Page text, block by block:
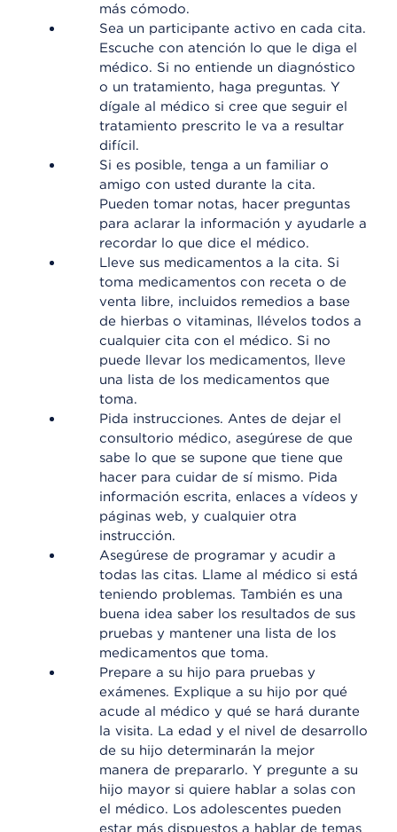
más cómodo.
Sea un participante activo en cada cita.
Escuche con atención lo que le diga el
médico. Si no entiende un diagnóstico
o un tratamiento, haga preguntas. Y
dígale al médico si cree que seguir el
tratamiento prescrito le va a resultar
difícil.
Si es posible, tenga a un familiar o
amigo con usted durante la cita.
Pueden tomar notas, hacer preguntas
para aclarar la información y ayudarle a
recordar lo que dice el médico.
Lleve sus medicamentos a la cita. Si
toma medicamentos con receta o de
venta libre, incluidos remedios a base
de hierbas o vitaminas, llévelos todos a
cualquier cita con el médico. Si no
puede llevar los medicamentos, lleve
una lista de los medicamentos que
toma.
Pida instrucciones. Antes de dejar el
consultorio médico, asegúrese de que
sabe lo que se supone que tiene que
hacer para cuidar de sí mismo. Pida
información escrita, enlaces a vídeos y
páginas web, y cualquier otra
instrucción.
Asegúrese de programar y acudir a
todas las citas. Llame al médico si está
teniendo problemas. También es una
buena idea saber los resultados de sus
pruebas y mantener una lista de los
medicamentos que toma.
Prepare a su hijo para pruebas y
exámenes. Explique a su hijo por qué
acude al médico y qué se hará durante
la visita. La edad y el nivel de desarrollo
de su hijo determinarán la mejor
manera de prepararlo. Y pregunte a su
hijo mayor si quiere hablar a solas con
el médico. Los adolescentes pueden
estar más dispuestos a hablar de temas